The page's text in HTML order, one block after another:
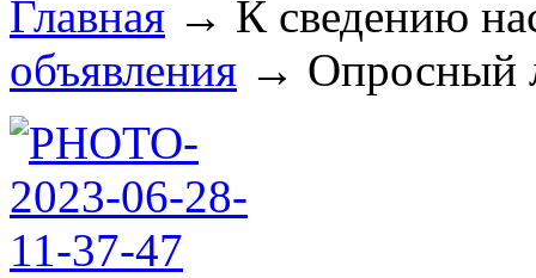
Главная → К сведению
объявления → Опросный